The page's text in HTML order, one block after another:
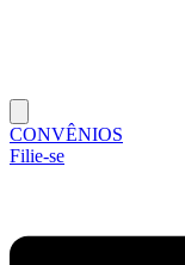
CONVÊNIOS
Filie-se